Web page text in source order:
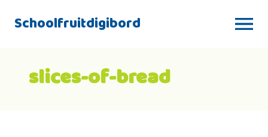
Schoolfruitdigibord
slices-of-bread